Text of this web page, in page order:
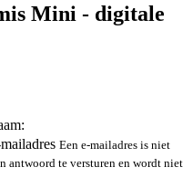
Mini - digitale
Een e-mailadres is niet
antwoord te versturen en wordt niet